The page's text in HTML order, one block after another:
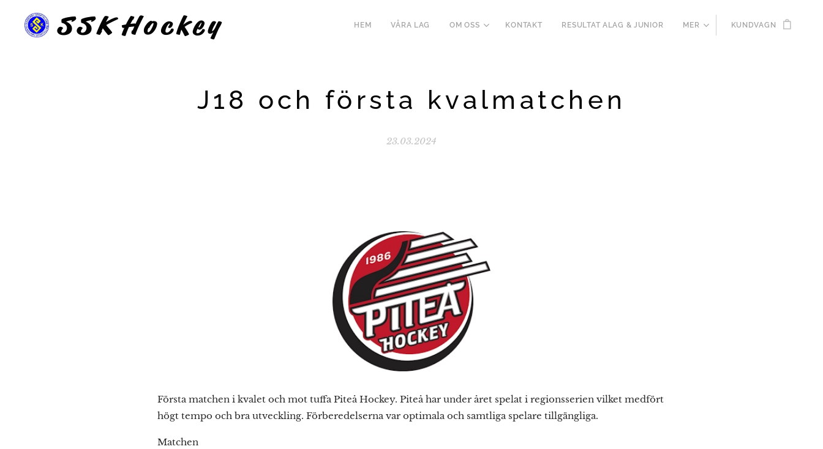
SSKHockey HEM VÅRA LAG OM OSS KONTAKT RESULTAT ALAG & JUNIOR MER KUNDVAGN
J18 och första kvalmatchen
23.03.2024
Första matchen i kvalet och mot tuffa Piteå Hockey. Piteå har under året spelat i regionsserien vilket medfört
högt tempo och bra utveckling. Förberedelserna var optimala och samtliga spelare tillgängliga.
Matchen